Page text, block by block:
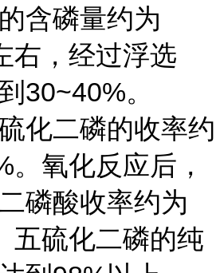
含磷量约为
右，经过浮选
30~40%。
化二磷的收率约
。氧化反应后，
磷酸收率约为
五硫化二磷的纯